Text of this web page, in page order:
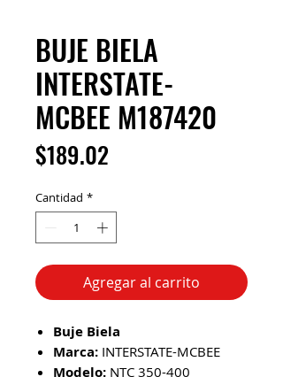
BUJE BIELA
INTERSTATE-
MCBEE M187420
$189.02
Cantidad *
Agregar al carrito
Buje Biela
Marca: INTERSTATE-MCBEE
Modelo: NTC 350-400